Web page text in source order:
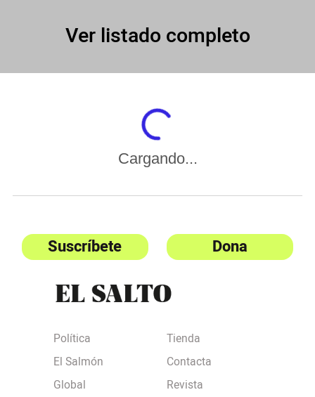
Ver listado completo
Cargando...
Suscríbete Dona
Política
El Salmón
Global
Tienda
Contacta
Revista